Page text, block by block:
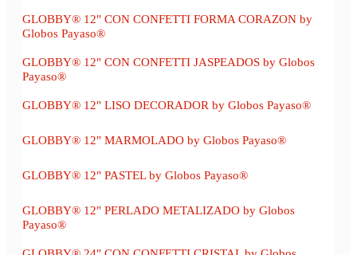
GLOBBY® 12" CON CONFETTI FORMA CORAZON by
Globos Payaso®
GLOBBY® 12" CON CONFETTI JASPEADOS by Globos
Payaso®
GLOBBY® 12" LISO DECORADOR by Globos Payaso®
GLOBBY® 12" MARMOLADO by Globos Payaso®
GLOBBY® 12" PASTEL by Globos Payaso®
GLOBBY® 12" PERLADO METALIZADO by Globos
Payaso®